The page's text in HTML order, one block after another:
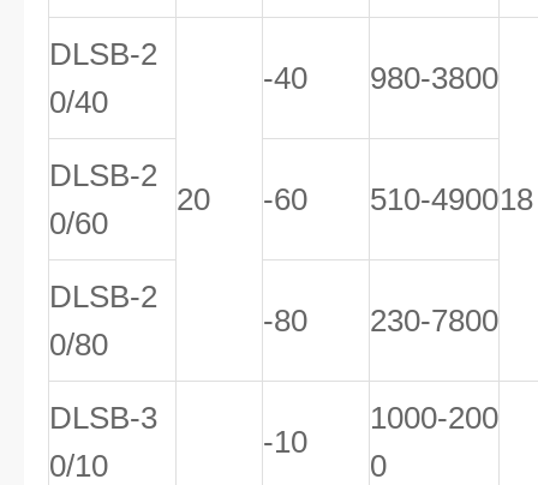
DLSB-2
0/40
20
-40 980-3800
18
DLSB-2
0/60
-60 510-4900
DLSB-2
0/80
-80 230-7800
DLSB-3
0/10
-10
1000-200
0